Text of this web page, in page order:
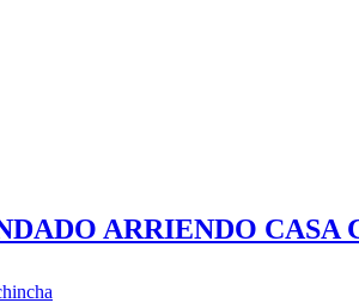
ARRIENDO CASA